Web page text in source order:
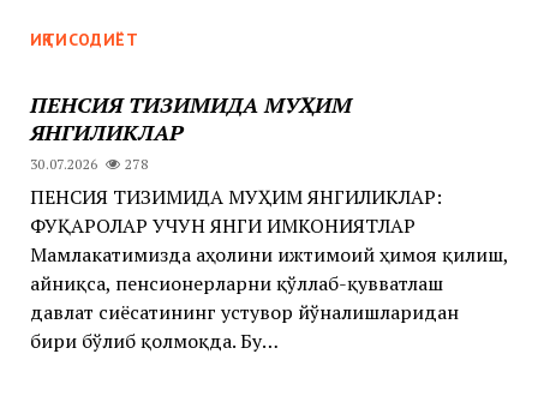
ИҚТИСОДИЁТ
ПЕНСИЯ ТИЗИМИДА МУҲИМ
ЯНГИЛИКЛАР
30.07.2026 278
ПЕНСИЯ ТИЗИМИДА МУҲИМ ЯНГИЛИКЛАР:
ФУҚАРОЛАР УЧУН ЯНГИ ИМКОНИЯТЛАР
Мамлакатимизда аҳолини ижтимоий ҳимоя қилиш,
айниқса, пенсионерларни қўллаб-қувватлаш
давлат сиёсатининг устувор йўналишларидан
бири бўлиб қолмоқда. Бу…